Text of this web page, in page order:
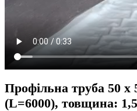
Профільна труба 50
(L=6000), товщина: